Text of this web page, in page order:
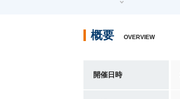
概要 OVERVIEW
開催日時